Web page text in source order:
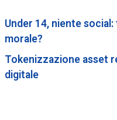
Under 14, niente
morale?
Tokenizzazione asset
digitale